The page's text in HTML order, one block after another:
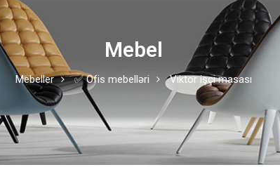
Mebel
Mebeller ✅ Ofis mebelləri Viktor işçi masası